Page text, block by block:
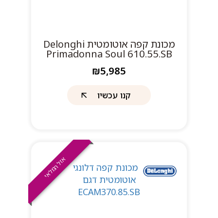
מכונת קפה אוטומטית Delonghi
Primadonna Soul 610.55.SB
₪5,985
קנו עכשיו
אזל המלאי